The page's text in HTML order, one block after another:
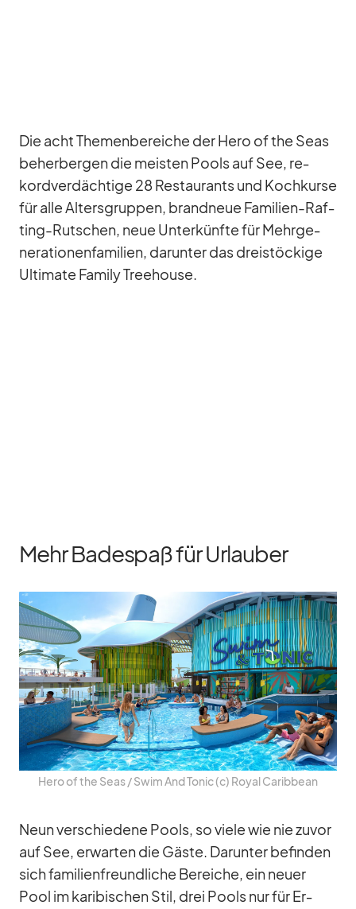
Die acht The­men­be­rei­che der Hero of the Seas
be­her­ber­gen die meis­ten Pools auf See, re­
kord­ver­däch­tige 28 Re­stau­rants und Koch­kurse
für alle Al­ters­grup­pen, brand­neue Fa­mi­lien-Raf­
ting-Rut­schen, neue Un­ter­künfte für Mehr­ge­
ne­ra­tio­nen­fa­mi­lien, dar­un­ter das drei­stö­ckige
Ul­ti­mate Fa­mily Tree­house.
Mehr Badespaß für Urlauber
Hero of the Seas /​ Swim And To­nic (c) Royal Ca­rib­bean
Neun ver­schie­dene Pools, so viele wie nie zu­vor
auf See, er­war­ten die Gäste. Dar­un­ter be­fin­den
sich fa­mi­li­en­freund­li­che Be­rei­che, ein neuer
Pool im ka­ri­bi­schen Stil, drei Pools nur für Er­